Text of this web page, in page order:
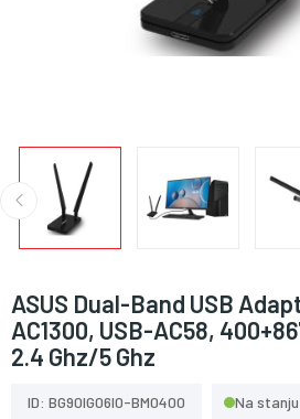
ASUS Dual-Band USB
AC1300, USB-AC58,
2.4 Ghz/5 Ghz
ID: BG90IG06I0-BM0400 Na stanju